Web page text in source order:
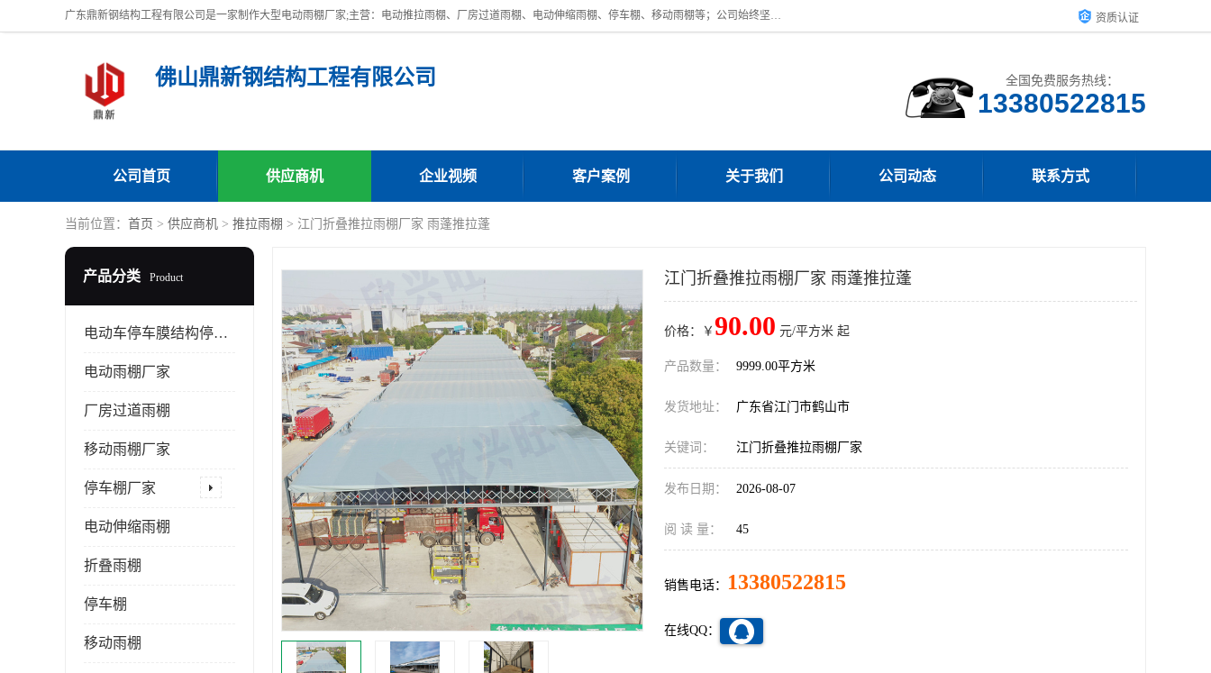
广东鼎新钢结构工程有限公司是一家制作大型电动雨棚厂家;主营：电动推拉雨棚、厂房过道雨棚、电动伸缩雨棚、停车棚、移动雨棚等；公司始终坚持结构创新,品质优越,美观形象,且售后服务好。公司充分吸纳当今休闲用品的前端技术和风格,为您带来质价相宜,时尚典雅的各种户外用品, 资质认证
佛山鼎新钢结构工程有限公司 全国免费服务热线：
13380522815
公司首页 供应商机 企业视频 客户案例 关于我们 公司动态 联系方式
当前位置： 首页 > 供应商机 > 推拉雨棚 > 江门折叠推拉雨棚厂家 雨蓬推拉蓬
产品分类 Product
电动车停车膜结构停车棚
电动雨棚厂家
厂房过道雨棚
移动雨棚厂家
停车棚厂家
电动伸缩雨棚
折叠雨棚
停车棚
移动雨棚
江门折叠推拉雨棚厂家 雨蓬推拉蓬
价格：￥ 90.00 元/平方米 起
产品数量： 9999.00平方米
发货地址： 广东省江门市鹤山市
关键词： 江门折叠推拉雨棚厂家
发布日期： 2026-08-07
阅 读 量： 45
销售电话： 13380522815
在线QQ：